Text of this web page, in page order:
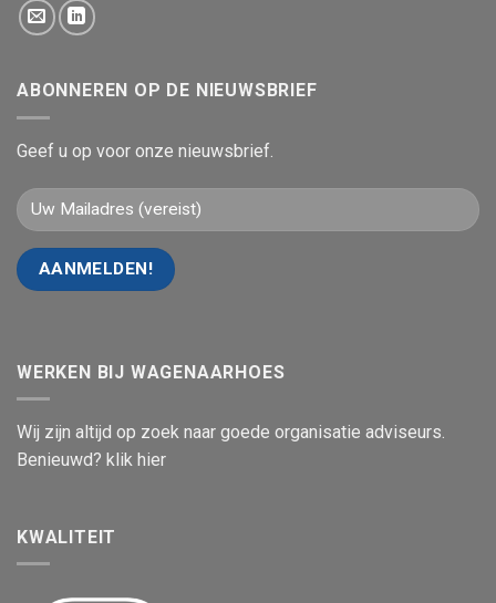
ABONNEREN OP DE NIEUWSBRIEF
Geef u op voor onze nieuwsbrief.
WERKEN BIJ WAGENAARHOES
Wij zijn altijd op zoek naar goede organisatie adviseurs.
Benieuwd? klik hier
KWALITEIT